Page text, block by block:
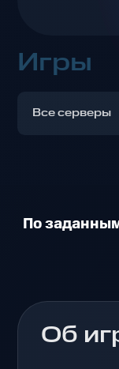
Игры
Все серверы
По
Об